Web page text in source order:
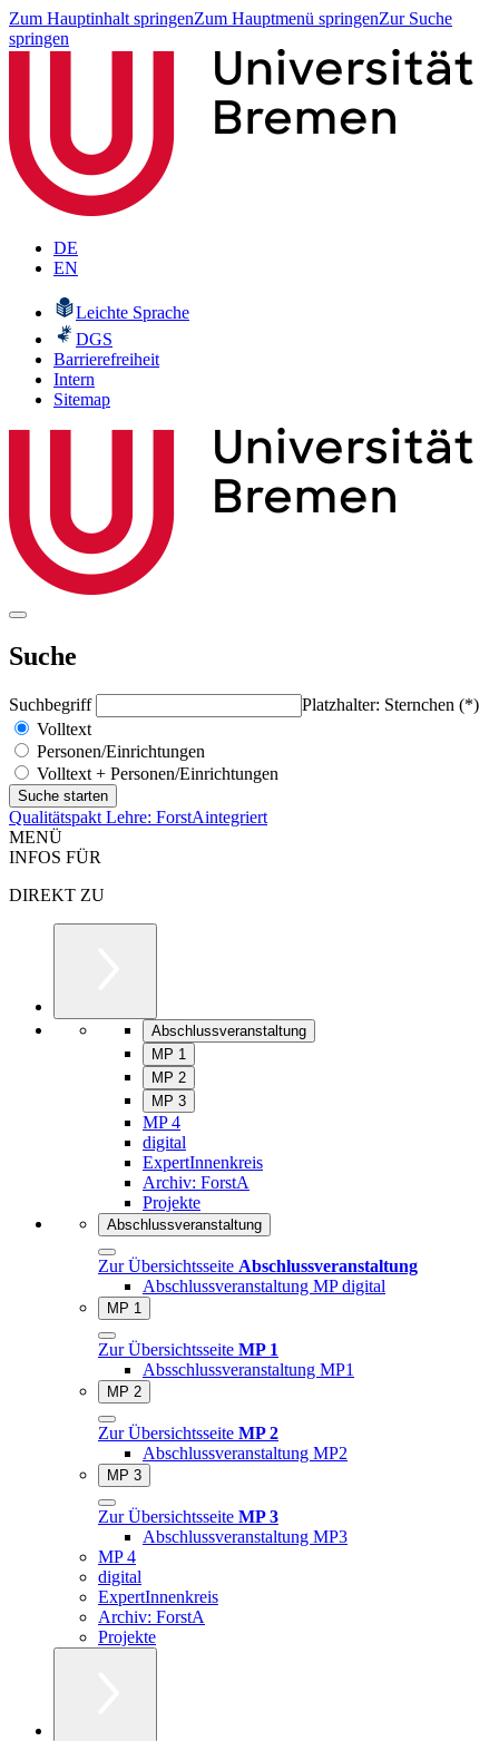
Zum Hauptinhalt springenZum Hauptmenü springenZur Suche
springen
DE
EN
Leichte Sprache
DGS
Barrierefreiheit
Intern
Sitemap
Suche
Suchbegriff
Platzhalter: Sternchen (*)
Volltext
Personen/Einrichtungen
Volltext + Personen/Einrichtungen
Qualitätspakt Lehre: ForstAintegriert
MENÜ
INFOS FÜR
DIREKT ZU
Abschlussveranstaltung
MP 1
MP 2
MP 3
MP 4
digital
ExpertInnenkreis
Archiv: ForstA
Projekte
Abschlussveranstaltung
Zur Übersichtsseite Abschlussveranstaltung
Abschlussveranstaltung MP digital
MP 1
Zur Übersichtsseite MP 1
Absschlussveranstaltung MP1
MP 2
Zur Übersichtsseite MP 2
Abschlussveranstaltung MP2
MP 3
Zur Übersichtsseite MP 3
Abschlussveranstaltung MP3
MP 4
digital
ExpertInnenkreis
Archiv: ForstA
Projekte